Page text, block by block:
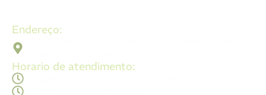
Endereço:
Horario de atendimento: